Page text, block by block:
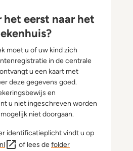
het eerst naar het
moet u of uw kind zich
in de centrale
u een kaart met
deze gegevens goed.
en
u niet ingeschreven worden
niet doorgaan.
identificatieplicht vindt u op
of lees defolder